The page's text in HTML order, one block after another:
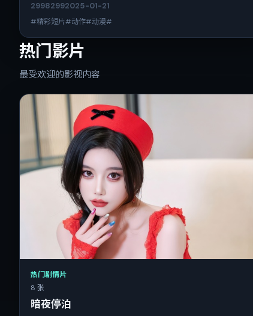
29982992025-01-21
#精彩短片#动作#动漫#
热门影片
最受欢迎的影视内容
热门剧情片
8 张
暗夜停泊